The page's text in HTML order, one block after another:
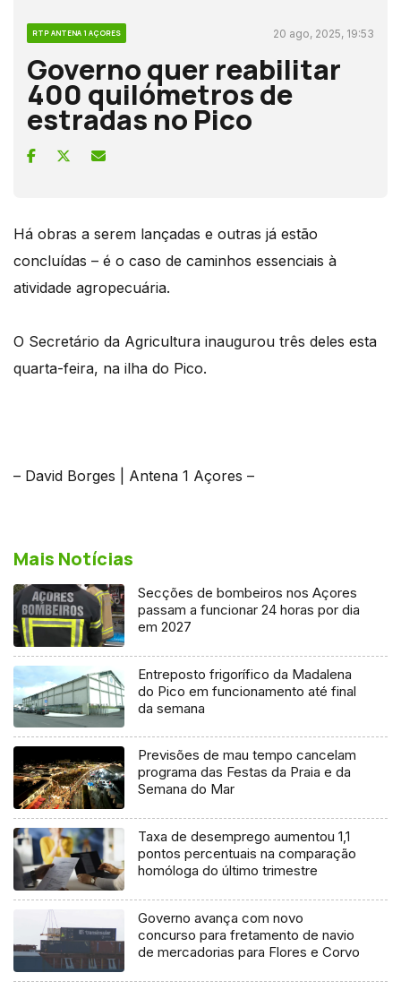
RTP ANTENA 1 AÇORES 20 ago, 2025, 19:53
Governo quer reabilitar
400 quilómetros de
estradas no Pico
Há obras a serem lançadas e outras já estão
concluídas – é o caso de caminhos essenciais à
atividade agropecuária.
O Secretário da Agricultura inaugurou três deles esta
quarta-feira, na ilha do Pico.
– David Borges | Antena 1 Açores –
Mais Notícias
Secções de bombeiros nos Açores
passam a funcionar 24 horas por dia
em 2027
Entreposto frigorífico da Madalena
do Pico em funcionamento até final
da semana
Previsões de mau tempo cancelam
programa das Festas da Praia e da
Semana do Mar
Taxa de desemprego aumentou 1,1
pontos percentuais na comparação
homóloga do último trimestre
Governo avança com novo
concurso para fretamento de navio
de mercadorias para Flores e Corvo